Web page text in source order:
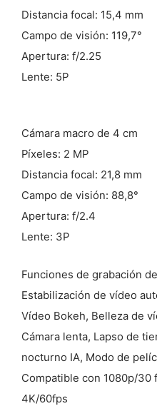
Distancia focal: 15,4 mm
Campo de visión: 119,7°
Apertura: f/2.25
Lente: 5P
Cámara macro de 4 cm
Píxeles: 2 MP
Distancia focal: 21,8 mm
Campo de visión: 88,8°
Apertura: f/2.4
Lente: 3P
Funciones de grabación
Estabilización de vídeo
Vídeo Bokeh, Belleza de
Cámara lenta, Lapso de
nocturno IA, Modo de
Compatible con 1080p/
4K/60fps